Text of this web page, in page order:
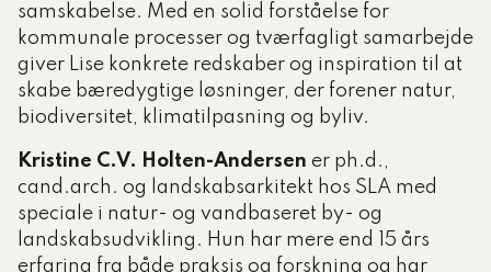
samskabelse. Med en solid forståelse for
kommunale processer og tværfagligt samarbejde
giver Lise konkrete redskaber og inspiration til at
skabe bæredygtige løsninger, der forener natur,
biodiversitet, klimatilpasning og byliv.
Kristine C.V. Holten-Andersen er ph.d.,
cand.arch. og landskabsarkitekt hos SLA med
speciale i natur- og vandbaseret by- og
landskabsudvikling. Hun har mere end 15 års
erfaring fra både praksis og forskning og har